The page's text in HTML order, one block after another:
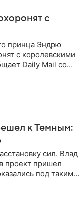
с
принца Эндрю
с королевскими
Daily Mail со
к Темным:
сил. Влад
проект пришел
под таким